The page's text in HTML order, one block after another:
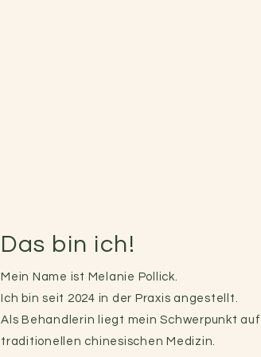
Das bin ich!
Mein Name ist Melanie Pollick.
Ich bin seit 2024 in der Praxis angestellt.
Als Behandlerin liegt mein Schwerpunkt
traditionellen chinesischen Medizin.